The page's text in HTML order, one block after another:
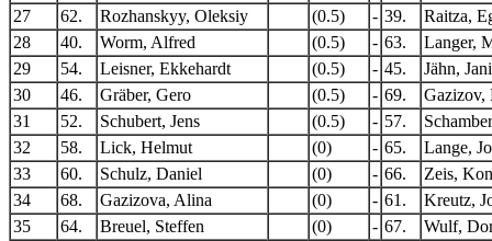
27
62. Rozhanskyy, Oleksiy (0.5) - 39.
Raitza,
28
40. Worm, Alfred (0.5) - 63.
Langer,
29
54. Leisner, Ekkehardt (0.5) - 45.
Jähn,
30
46. Gräber, Gero (0.5) - 69.
Gazizov,
31
52. Schubert, Jens (0.5) - 57.
32
58. Lick, Helmut (0) - 65.
Lange,
33
60. Schulz, Daniel (0) - 66.
Zeis,
34
68. Gazizova, Alina (0) - 61.
Kreutz,
35
64. Breuel, Steffen (0) - 67.
Wulf,